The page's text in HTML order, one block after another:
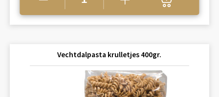
Vechtdalpasta krulletjes 400gr.